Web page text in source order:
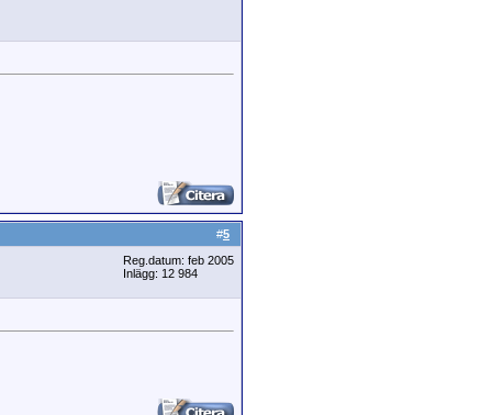
#5
Reg.datum: feb 2005
Inlägg: 12 984